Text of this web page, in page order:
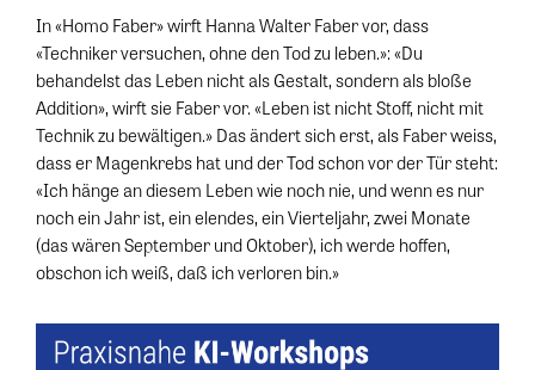
In «Homo Faber» wirft Hanna Walter Faber vor, dass
«Techniker versuchen, ohne den Tod zu leben.»: «Du
behandelst das Leben nicht als Gestalt, sondern als bloße
Addition», wirft sie Faber vor. «Leben ist nicht Stoff, nicht mit
Technik zu bewältigen.» Das ändert sich erst, als Faber weiss,
dass er Magenkrebs hat und der Tod schon vor der Tür steht:
«Ich hänge an diesem Leben wie noch nie, und wenn es nur
noch ein Jahr ist, ein elendes, ein Vierteljahr, zwei Monate
(das wären September und Oktober), ich werde hoffen,
obschon ich weiß, daß ich verloren bin.»